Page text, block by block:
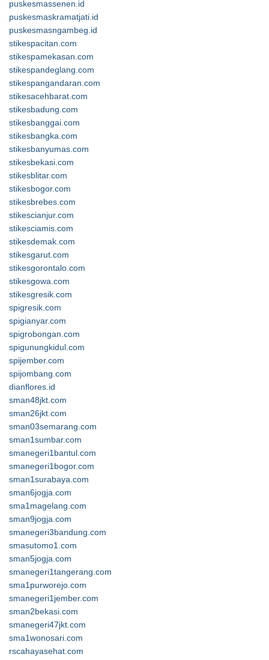
puskesmassenen.id
puskesmaskramatjati.id
puskesmasngambeg.id
stikespacitan.com
stikespamekasan.com
stikespandeglang.com
stikespangandaran.com
stikesacehbarat.com
stikesbadung.com
stikesbanggai.com
stikesbangka.com
stikesbanyumas.com
stikesbekasi.com
stikesblitar.com
stikesbogor.com
stikesbrebes.com
stikescianjur.com
stikesciamis.com
stikesdemak.com
stikesgarut.com
stikesgorontalo.com
stikesgowa.com
stikesgresik.com
spigresik.com
spigianyar.com
spigrobongan.com
spigunungkidul.com
spijember.com
spijombang.com
dianflores.id
sman48jkt.com
sman26jkt.com
sman03semarang.com
sman1sumbar.com
smanegeri1bantul.com
smanegeri1bogor.com
sman1surabaya.com
sman6jogja.com
sma1magelang.com
sman9jogja.com
smanegeri3bandung.com
smasutomo1.com
sman5jogja.com
smanegeri1tangerang.com
sma1purworejo.com
smanegeri1jember.com
sman2bekasi.com
smanegeri47jkt.com
sma1wonosari.com
rscahayasehat.com